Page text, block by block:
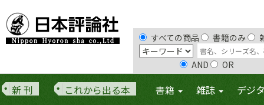
すべての商品 書籍のみ
AND OR
新 刊 これから出る本 書籍 雑誌 デジ